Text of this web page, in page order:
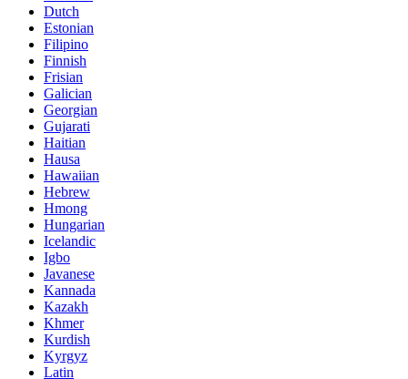
Dutch
Estonian
Filipino
Finnish
Frisian
Galician
Georgian
Gujarati
Haitian
Hausa
Hawaiian
Hebrew
Hmong
Hungarian
Icelandic
Igbo
Javanese
Kannada
Kazakh
Khmer
Kurdish
Kyrgyz
Latin